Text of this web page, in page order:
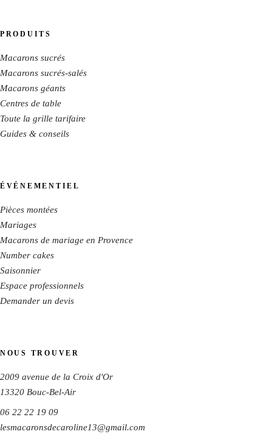
PRODUITS
Macarons sucrés
Macarons sucrés-salés
Macarons géants
Centres de table
Toute la grille tarifaire
Guides & conseils
ÉVÉNEMENTIEL
Pièces montées
Mariages
Macarons de mariage en Provence
Number cakes
Saisonnier
Espace professionnels
Demander un devis
NOUS TROUVER
2009 avenue de la Croix d'Or
13320 Bouc-Bel-Air
06 22 22 19 09
lesmacaronsdecaroline13@gmail.com